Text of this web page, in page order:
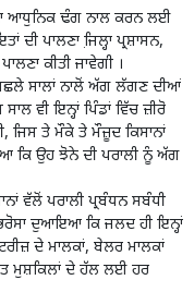
ਆਧੁਨਿਕ ਢੰਗ ਨਾਲ ਕਰਨ ਲਈ
ਪਾਲਣਾ ਜਿ਼ਲ੍ਹਾ ਪ੍ਰਸ਼ਾਸਨ,
ਕੀਤੀ ਜਾਵੇਗੀ ।
ਨਾਲੋਂ ਅੱਗ ਲੱਗਣ ਦੀਆਂ
ਵੀ ਇਨ੍ਹਾਂ ਪਿੰਡਾਂ ਵਿੱਚ ਜ਼ੀਰੋ
ਜਿਸ ਤੇ ਮੌਕੇ ਤੇ ਮੌਜ਼ੂਦ ਕਿਸਾਨਾਂ
ਕਿ ਉਹ ਝੋਨੇ ਦੀ ਪਰਾਲੀ ਨੂੰ ਅੱਗ
ਵੱਲੋਂ ਪਰਾਲੀ ਪ੍ਰਬੰਧਨ ਸਬੰਧੀ
ਦੁਆਇਆ ਕਿ ਜਲਦ ਹੀ ਇਨ੍ਹਾਂ
ਦੇ ਮਾਲਕਾਂ, ਬੇਲਰ ਮਾਲਕਾਂ
ਮੁਸ਼ਕਿਲਾਂ ਦੇ ਹੱਲ ਲਈ ਹਰ